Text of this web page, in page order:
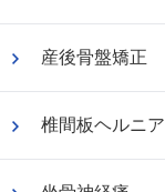
産後骨盤矯正
椎間板ヘルニア